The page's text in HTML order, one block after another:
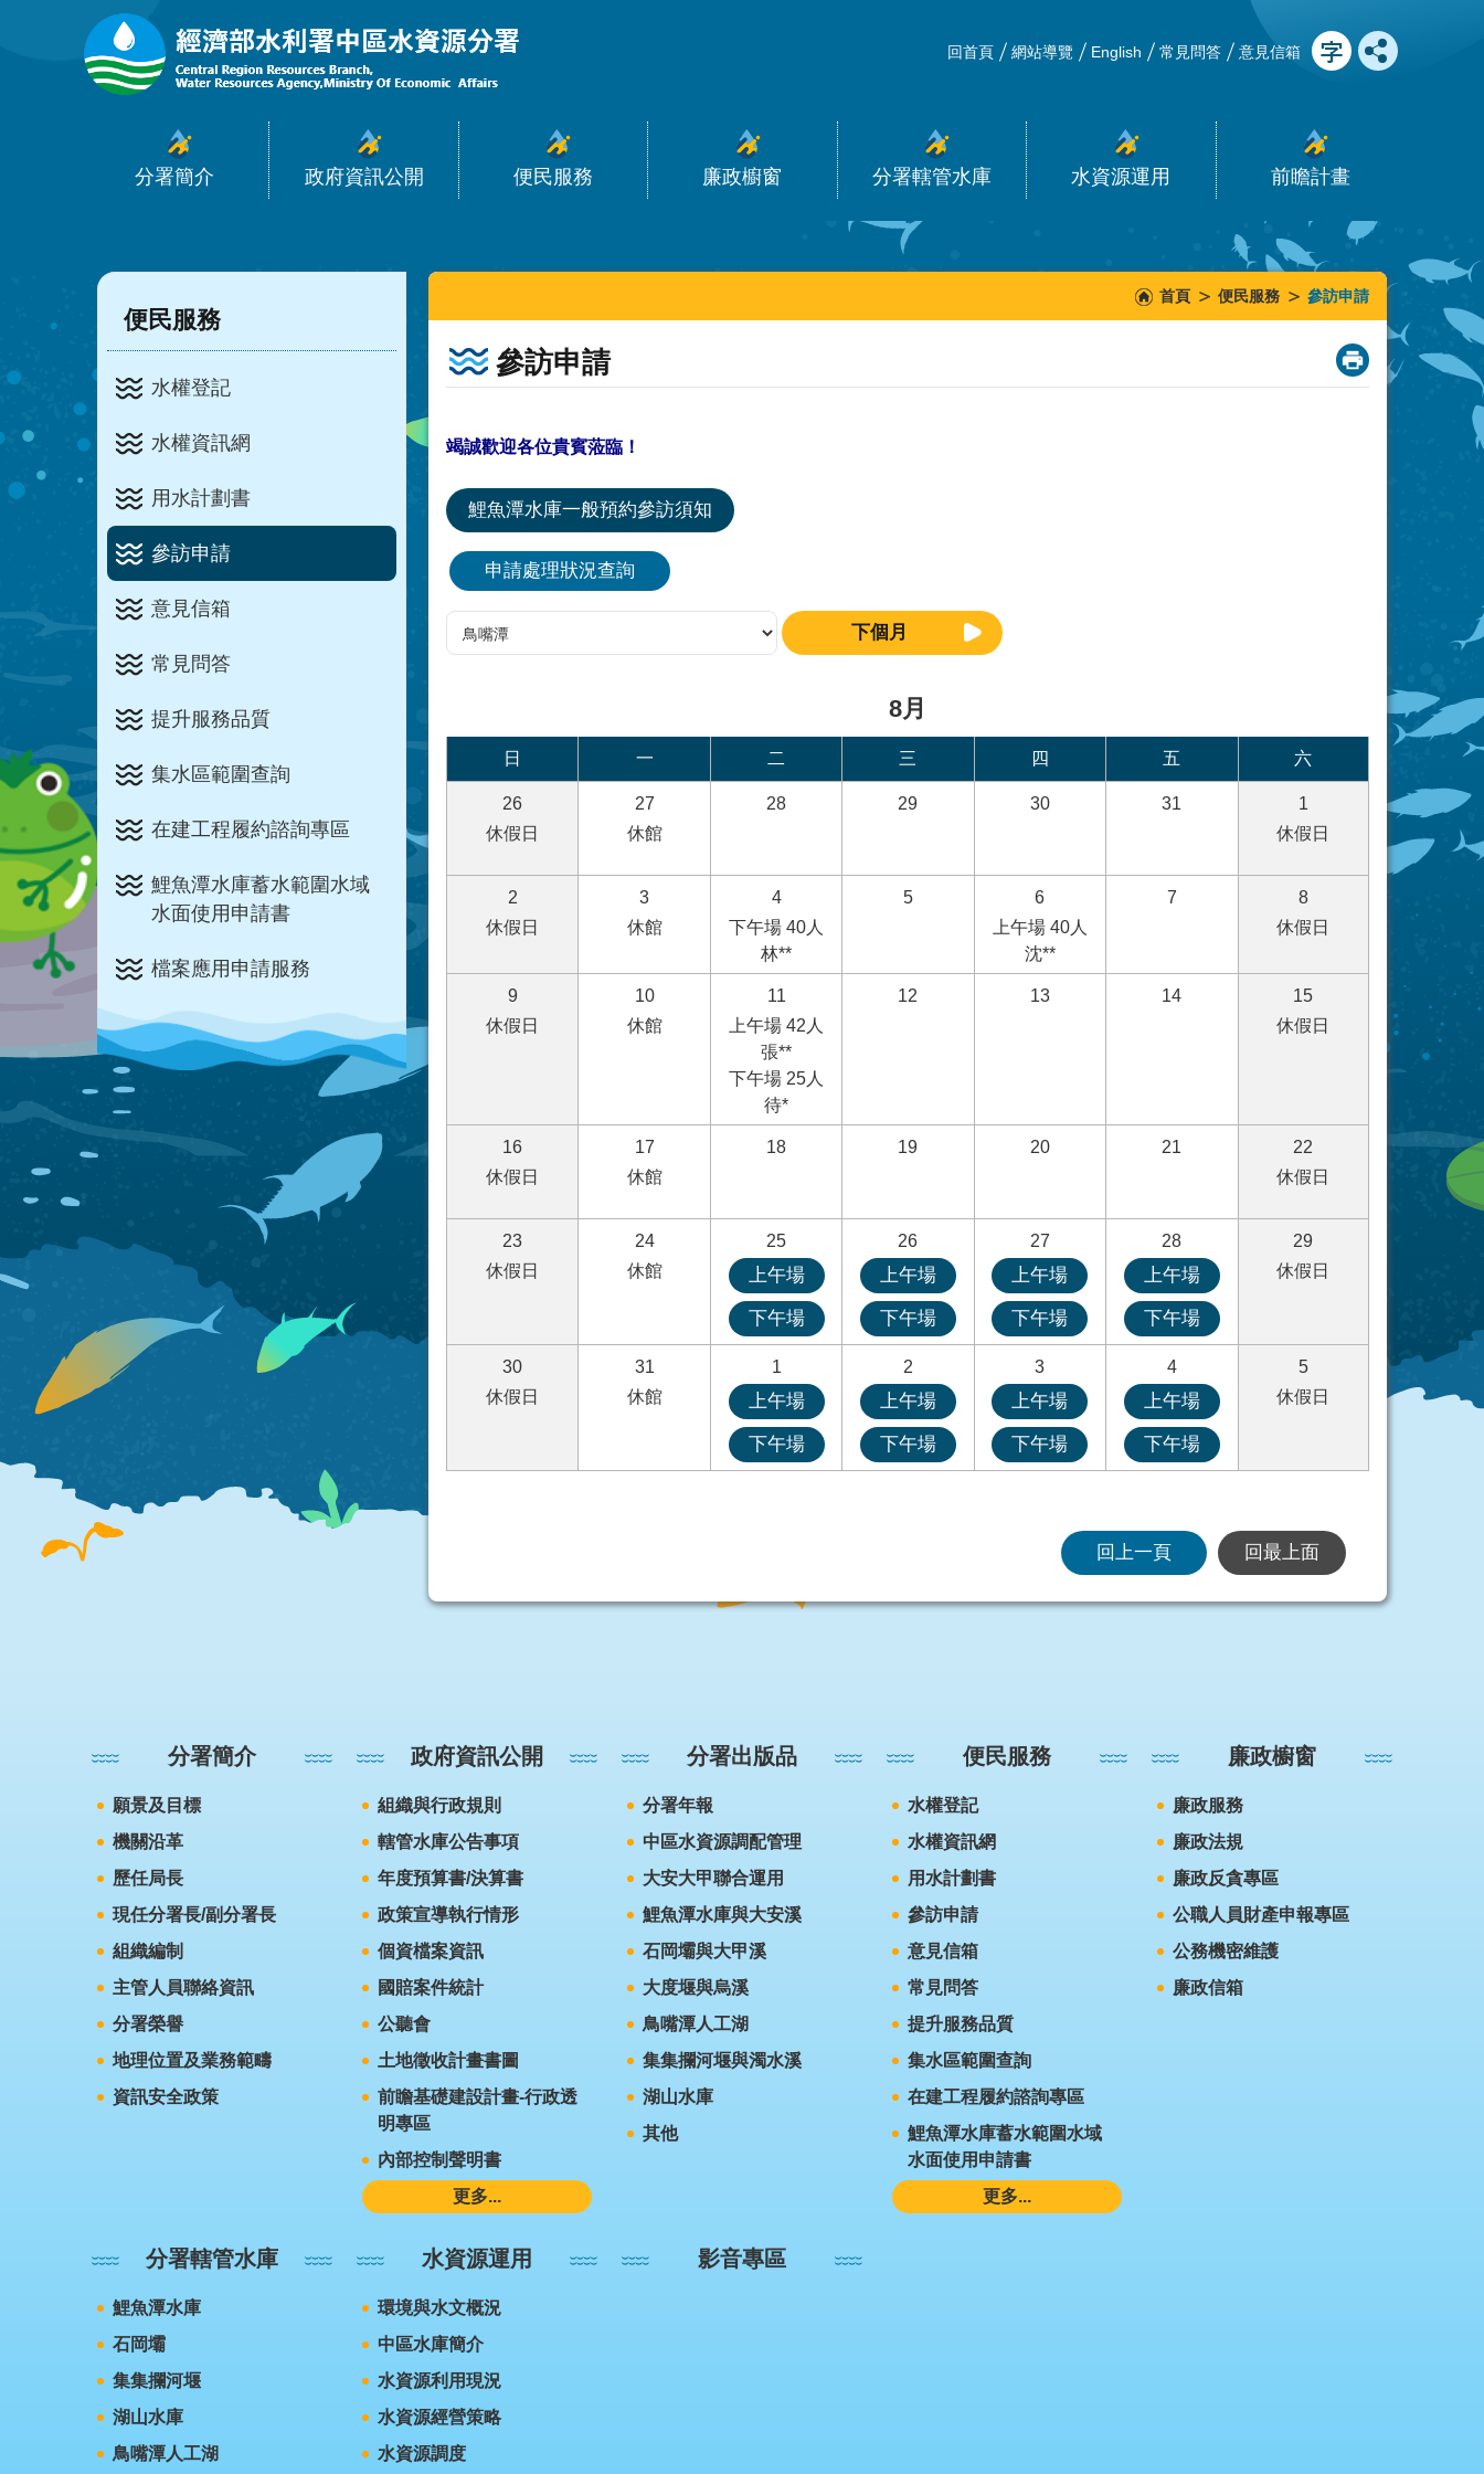
跳到主要內容區塊
回首頁 網站導覽 English 常見問答 意見信箱
分署簡介 政府資訊公開 便民服務 廉政櫥窗 分署轄管水庫 水資源運用 前瞻計畫
:::
便民服務
水權登記
水權資訊網
用水計劃書
參訪申請
意見信箱
常見問答
提升服務品質
集水區範圍查詢
在建工程履約諮詢專區
鯉魚潭水庫蓄水範圍水域
水面使用申請書
檔案應用申請服務
:::
首頁 便民服務 參訪申請
參訪申請 _
竭誠歡迎各位貴賓蒞臨！
鯉魚潭水庫一般預約參訪須知
申請處理狀況查詢
下個月
8月
日 一 二 三 四 五 六
26
休假日
27
休館
28 29 30 31
1
休假日
2
休假日
3
休館
4
下午場 40人
林**
5
6
上午場 40人
沈**
7
8
休假日
9
休假日
10
休館
11
上午場 42人
張**
下午場 25人
待*
12 13 14
15
休假日
16
休假日
17
休館
18 19 20 21
22
休假日
23
休假日
24
休館
25
上午場
下午場
26
上午場
下午場
27
上午場
下午場
28
上午場
下午場
29
休假日
30
休假日
31
休館
1
上午場
下午場
2
上午場
下午場
3
上午場
下午場
4
上午場
下午場
5
休假日
回上一頁 回最上面
分署簡介
願景及目標
機關沿革
歷任局長
現任分署長/副分署長
組織編制
主管人員聯絡資訊
分署榮譽
地理位置及業務範疇
資訊安全政策
政府資訊公開
組織與行政規則
轄管水庫公告事項
年度預算書/決算書
政策宣導執行情形
個資檔案資訊
國賠案件統計
公聽會
土地徵收計畫書圖
前瞻基礎建設計畫-行政透
明專區
內部控制聲明書
更多...
分署出版品
分署年報
中區水資源調配管理
大安大甲聯合運用
鯉魚潭水庫與大安溪
石岡壩與大甲溪
大度堰與烏溪
鳥嘴潭人工湖
集集攔河堰與濁水溪
湖山水庫
其他
便民服務
水權登記
水權資訊網
用水計劃書
參訪申請
意見信箱
常見問答
提升服務品質
集水區範圍查詢
在建工程履約諮詢專區
鯉魚潭水庫蓄水範圍水域
水面使用申請書
更多...
廉政櫥窗
廉政服務
廉政法規
廉政反貪專區
公職人員財產申報專區
公務機密維護
廉政信箱
分署轄管水庫
鯉魚潭水庫
石岡壩
集集攔河堰
湖山水庫
鳥嘴潭人工湖
水資源運用
環境與水文概況
中區水庫簡介
水資源利用現況
水資源經營策略
水資源調度
影音專區